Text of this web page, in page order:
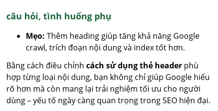
câu hỏi, tình huống phụ
Mẹo: Thêm heading giúp tăng khả năng Google
crawl, trích đoạn nội dung và index tốt hơn.
Bằng cách điều chỉnhcách sử dụng thẻ header phù
hợp từng loại nội dung, bạn không chỉ giúp Google hiểu
rõ hơn mà còn mang lại trải nghiệm tối ưu cho người
dùng – yếu tố ngày càng quan trọng trong SEO hiện đại.